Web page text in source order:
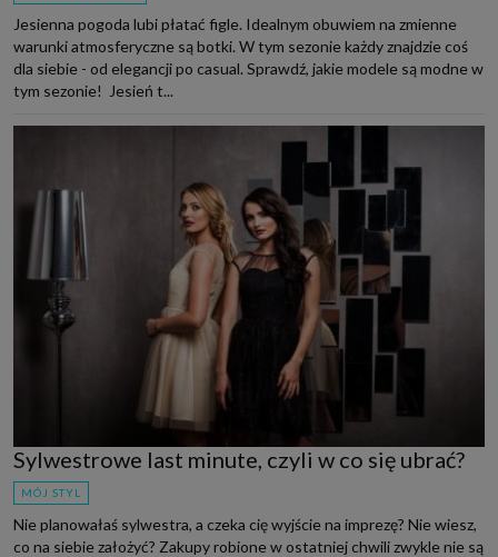
Jesienna pogoda lubi płatać figle. Idealnym obuwiem na zmienne
warunki atmosferyczne są botki. W tym sezonie każdy znajdzie coś
dla siebie - od elegancji po casual. Sprawdź, jakie modele są modne w
tym sezonie! Jesień t...
Sylwestrowe last minute, czyli w co się ubrać?
MÓJ STYL
Nie planowałaś sylwestra, a czeka cię wyjście na imprezę? Nie wiesz,
co na siebie założyć? Zakupy robione w ostatniej chwili zwykle nie są